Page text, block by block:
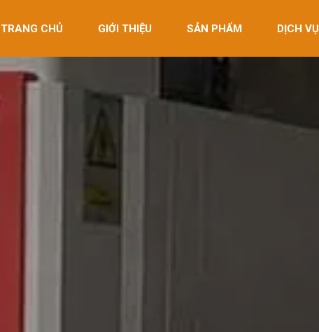
TRANG CHỦ GIỚI THIỆU SẢN PHẨM DỊCH VỤ